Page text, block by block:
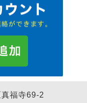
福寺69-2